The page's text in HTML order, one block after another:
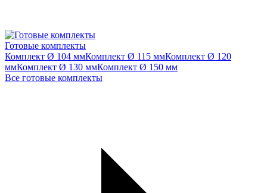
Готовые комплекты
Комплект Ø 104 ммКомплект Ø 115 ммКомплект Ø 120
ммКомплект Ø 130 ммКомплект Ø 150 мм
Все готовые комплекты